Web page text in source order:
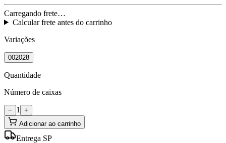
Carregando frete…
Calcular frete antes do carrinho
Variações
002028
Quantidade
Número de caixas
− 1
+
Adicionar ao carrinho
Entrega SP